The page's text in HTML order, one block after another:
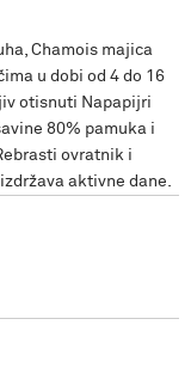
Chamois majica
u dobi od 4 do 16
otisnuti Napapijri
80% pamuka i
ovratnik i
aktivne dane.